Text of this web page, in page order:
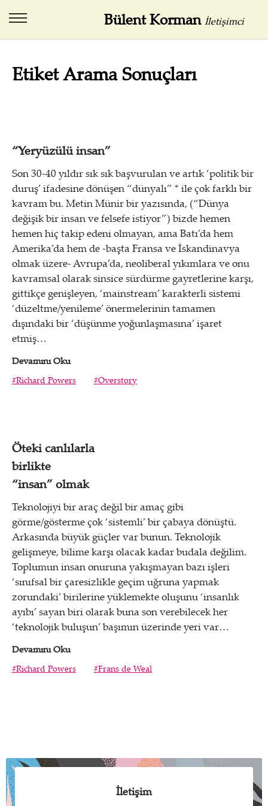
Bülent Korman İletişimci
Etiket Arama Sonuçları
“Yeryüzülü insan”
Son 30-40 yıldır sık sık başvurulan ve artık ‘politik bir
duruş’ ifadesine dönüşen “dünyalı” * ile çok farklı bir
kavram bu. Metin Münir bir yazısında, (“Dünya
değişik bir insan ve felsefe istiyor”) bizde hemen
hemen hiç takip edeni olmayan, ama Batı’da hem
Amerika’da hem de -başta Fransa ve İskandinavya
olmak üzere- Avrupa’da, neoliberal yıkımlara ve onu
kavramsal olarak sinsice sürdürme gayretlerine karşı,
gittikçe genişleyen, ‘mainstream’ karakterli sistemi
‘düzeltme/yenileme’ önermelerinin tamamen
dışındaki bir ‘düşünme yoğunlaşmasına’ işaret
etmiş…
Devamını Oku
#Richard Powers #Overstory
Öteki canlılarla
birlikte
“insan” olmak
Teknolojiyi bir araç değil bir amaç gibi
görme/gösterme çok ‘sistemli’ bir çabaya dönüştü.
Arkasında büyük güçler var bunun. Teknolojik
gelişmeye, bilime karşı olacak kadar budala değilim.
Toplumun insan onuruna yakışmayan bazı işleri
‘sınıfsal bir çaresizlikle geçim uğruna yapmak
zorundaki’ birilerine yüklemekte oluşunu ‘insanlık
ayıbı’ sayan biri olarak buna son verebilecek her
‘teknolojik buluşun’ başımın üzerinde yeri var…
Devamını Oku
#Richard Powers #Frans de Weal
İletişim